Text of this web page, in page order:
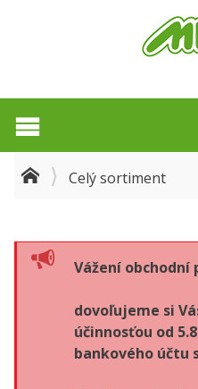
Celý sortiment
Vážení obchodní
dovoľujeme si
účinnosťou od
bankového účtu